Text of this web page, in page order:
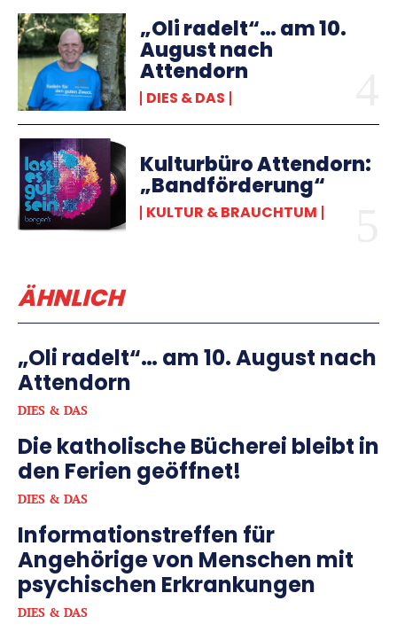
„Oli radelt“… am 10.
August nach
Attendorn
DIES & DAS
Kulturbüro Attendorn:
„Bandförderung“
KULTUR & BRAUCHTUM
ÄHNLICH
„Oli radelt“… am 10. August nach
Attendorn
DIES & DAS
Die katholische Bücherei bleibt in
den Ferien geöffnet!
DIES & DAS
Informationstreffen für
Angehörige von Menschen mit
psychischen Erkrankungen
DIES & DAS